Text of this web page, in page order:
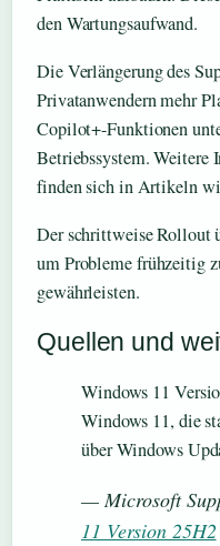
den Wartungsaufwand.
Die Verlängerung des
Privatanwendern mehr
Copilot+-Funktionen
Betriebssystem. Weitere
finden sich in Artikeln
Der schrittweise Rollout
um Probleme frühzeitig
gewährleisten.
Quellen und
Windows 11
Windows 11, die
über Windows
— Microsoft
11 Version 25H2